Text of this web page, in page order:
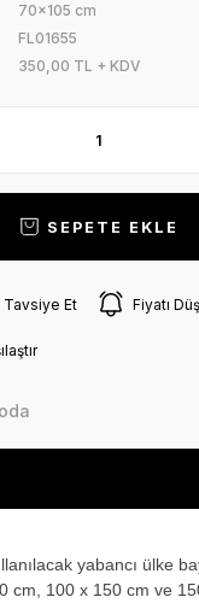
70x105 cm
FL01655
350,00 TL + KDV
SEPETE EKLE
Tavsiye Et Fiyatı
yabancı ülke
cm, 100 x 150 cm ve